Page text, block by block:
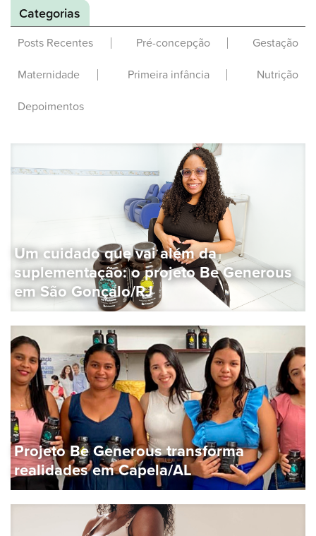
Categorias
Posts Recentes Pré-concepção Gestação
Maternidade Primeira infância Nutrição
Depoimentos
Um cuidado que vai além da
suplementação: o projeto Be Generous
em São Gonçalo/RJ
Projeto Be Generous transforma
realidades em Capela/AL